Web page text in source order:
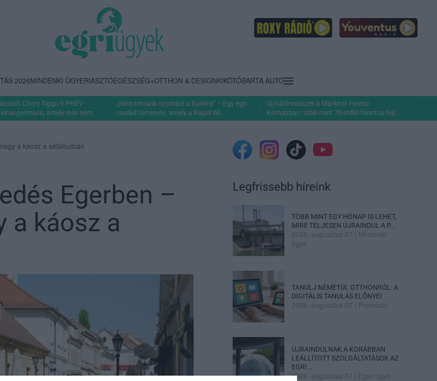
2026MINDENKI ÜGYERIASZTÓEGÉSZSÉG+OTTHON & DESIGNKIKÖTŐBARTA AUTÓ
Chery Tiggo 9 PHEV
prémium, amely már nem...
„Nem tettünk nyomást a fiunkra” – Egy egri
család története, amely a Rapid Wi...
Új hűtőrendszer a Markhot Ferenc
Kórházban: több mint 70 millió forintos fejl...
a káosz a sétálóutcán
Egerben –
a káosz a
Legfrissebb híreink
TÖBB MINT EGY HÓNAP IS LEHET,
MIRE TELJESEN ÚJRAINDUL A P...
2026. augusztus 07
Mindenki
ügye
TANULJ NÉMETÜL OTTHONRÓL: A
DIGITÁLIS TANULÁS ELŐNYEI
2026. augusztus 07 Promóció
ÚJRAINDULNAK A KORÁBBAN
LEÁLLÍTOTT SZOLGÁLTATÁSOK AZ
EGRI...
2026. augusztus 07 Eger ügye